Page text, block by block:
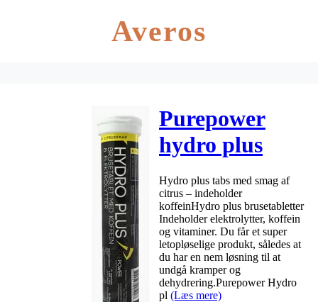
Averos
Purepower
hydro plus
citrus – 20 stk
Hydro plus tabs med smag af
citrus – indeholder
koffeinHydro plus brusetabletter
Indeholder elektrolytter, koffein
og vitaminer. Du får et super
letopløselige produkt, således at
du har en nem løsning til at
undgå kramper og
dehydrering.Purepower Hydro
pl (Læs mere)